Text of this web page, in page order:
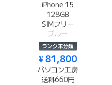
iPhone 15
128GB
SIMフリー
ブルー
ランク未分類
¥ 81,800
パソコン工房
送料660円